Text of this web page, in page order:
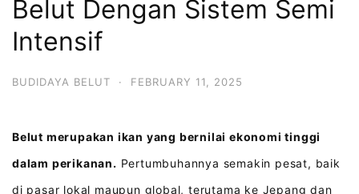
Belut Dengan Sistem Semi
Intensif
BUDIDAYA BELUT · FEBRUARY 11, 2025
Belut merupakan ikan yang bernilai ekonomi tinggi
dalam perikanan. Pertumbuhannya semakin pesat, baik
di pasar lokal maupun global, terutama ke Jepang dan